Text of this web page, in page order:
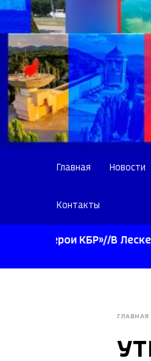
Главная Новости
Контакты
КБР»//В
ГЛАВНАЯ